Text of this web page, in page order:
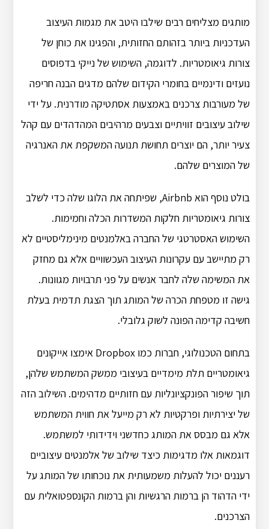
מותגים מצליחים רבים שילבו היטב את מגמות העיצוב
העדכניות ביותר בזהותם החזותית, והפגינו את כוחן של
צורות גיאומטריות. לדוגמה, השימוש של נייקי בדפוסים
נועזים ודינמיים בחומרי הקידום שלהם מדגים הבנה חריפה
של מעורבות צרכנים באמצעות אסתטיקה מודרנית. על ידי
שילוב עיצובים זוויתיים וצבעים מרהיבים המהדהדים עם קהל
צעיר יותר, הם יוצרים תחושת תנועה המשקפת את האנרגיה
של המוצרים שלהם.
בולט נוסף הוא Airbnb, שפיתחה את הלוגו שלה כדי לשלב
צורות גיאומטריות חלקות המשדרות הכלה וחמימות.
השימוש האסטרטגי של החברה באלמנטים מינימליסטיים לא
רק מתיישב עם עקרונות העיצוב העכשוויים אלא גם מחזק
את המשימה שלה לחבר אנשים על פני תרבויות מגוונות.
גישה זו מטפחת הכרה של המותג תוך הצגת תדמית בעלת
חשיבה קדימה הפונה לשוק גלובלי.
בתחום הטכנולוגי, חברות כמו Dropbox אימצו אייקונים
גיאומטריים תלת מימדיים בעיצובי ממשק המשתמש שלהן,
תוך שיפור הפונקציונליות עם חזותיים מדהימים. השילוב הזה
של יצירתיות ופרקטיות לא רק מייעל את חווית המשתמש
אלא גם מבסס את המותג כחדשני וידידותי למשתמש.
דוגמאות אלו מדגימות כיצד שילוב של אלמנטים עיצוביים
רעננים יכול להעלות משמעותית את נוכחותו של המותג על
ידי הדהוד הן ברמות הרגשיות והן ברמות הקונספטואלית עם
הצרכנים.